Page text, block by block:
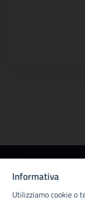
Informativa
Utilizziamo cookie o